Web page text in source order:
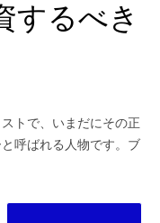
するべき
呼ばれる人物です。ブ